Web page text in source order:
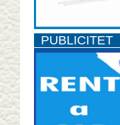
PUBLICITET